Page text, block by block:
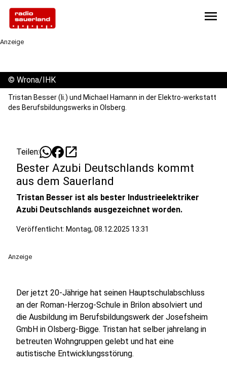
menu
Anzeige
© Wrona/IHK
Tristan Besser (li.) und Michael Hamann in der Elektro-werkstatt
des Berufsbildungswerks in Olsberg.
Teilen: open_in_new
Bester Azubi Deutschlands kommt
aus dem Sauerland
Tristan Besser ist als bester Industrieelektriker
Azubi Deutschlands ausgezeichnet worden.
Veröffentlicht: Montag, 08.12.2025 13:31
Anzeige
Der jetzt 20-Jährige hat seinen Hauptschulabschluss
an der Roman-Herzog-Schule in Brilon absolviert und
die Ausbildung im Berufsbildungswerk der Josefsheim
GmbH in Olsberg-Bigge. Tristan hat selber jahrelang in
betreuten Wohngruppen gelebt und hat eine
autistische Entwicklungsstörung.